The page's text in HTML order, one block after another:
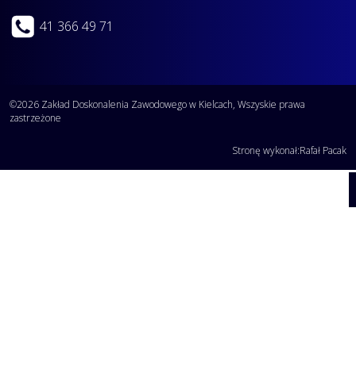
41 366 49 71
©2026 Zakład Doskonalenia Zawodowego w Kielcach, Wszyskie prawa
zastrzeżone
Stronę wykonał:Rafał Pacak